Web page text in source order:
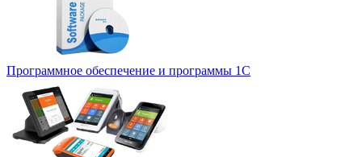
Программное обеспечение и программы 1С